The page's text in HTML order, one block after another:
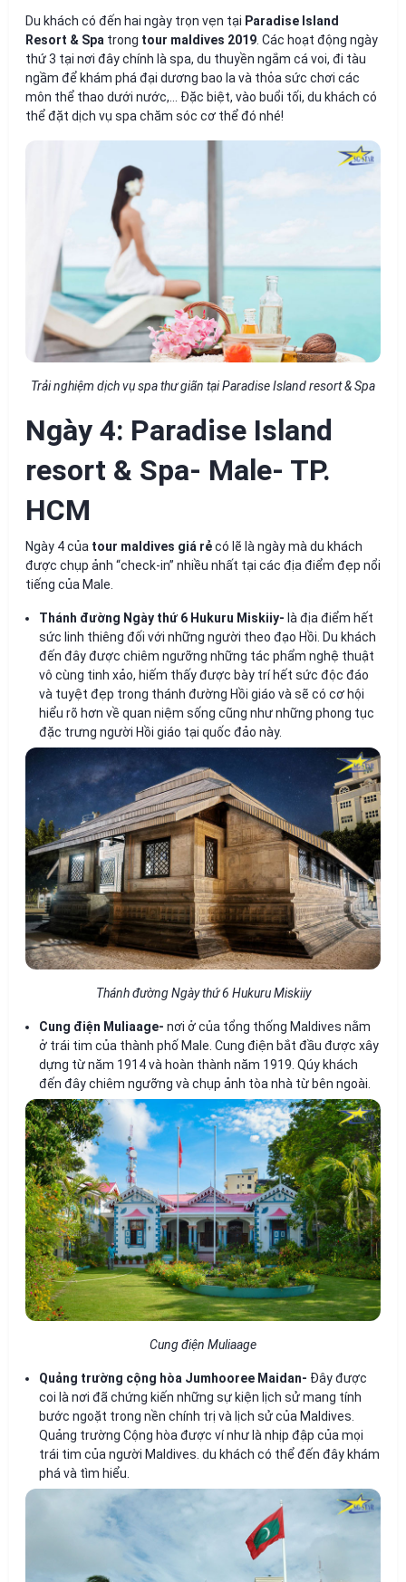
Du khách có đến hai ngày trọn vẹn tại Paradise Island
Resort & Spa trong tour maldives 2019 . Các hoạt động ngày
thứ 3 tại nơi đây chính là spa, du thuyền ngắm cá voi, đi tàu
ngầm để khám phá đại dương bao la và thỏa sức chơi các
môn thể thao dưới nước,… Đặc biệt, vào buổi tối, du khách có
thể đặt dịch vụ spa chăm sóc cơ thể đó nhé!
Trải nghiệm dịch vụ spa thư giãn tại Paradise Island resort & Spa
Ngày 4: Paradise Island
resort & Spa- Male- TP.
HCM
Ngày 4 của tour maldives giá rẻcó lẽ là ngày mà du khách
được chụp ảnh “check-in” nhiều nhất tại các địa điểm đẹp nổi
tiếng của Male.
Thánh đường Ngày thứ 6 Hukuru Miskiiy- là địa điểm hết
sức linh thiêng đối với những người theo đạo Hồi. Du khách
đến đây được chiêm ngưỡng những tác phẩm nghệ thuật
vô cùng tinh xảo, hiếm thấy được bày trí hết sức độc đáo
và tuyệt đẹp trong thánh đường Hồi giáo và sẽ có cơ hội
hiểu rõ hơn về quan niệm sống cũng như những phong tục
đặc trưng người Hồi giáo tại quốc đảo này.
Thánh đường Ngày thứ 6 Hukuru Miskiiy
Cung điện Muliaage- nơi ở của tổng thống Maldives nằm
ở trái tim của thành phố Male. Cung điện bắt đầu được xây
dựng từ năm 1914 và hoàn thành năm 1919. Qúy khách
đến đây chiêm ngưỡng và chụp ảnh tòa nhà từ bên ngoài.
Cung điện Muliaage
Quảng trường cộng hòa Jumhooree Maidan- Đây được
coi là nơi đã chứng kiến những sự kiện lịch sử mang tính
bước ngoặt trong nền chính trị và lịch sử của Maldives.
Quảng trường Cộng hòa được ví như là nhịp đập của mọi
trái tim của người Maldives. du khách có thể đến đây khám
phá và tìm hiểu.